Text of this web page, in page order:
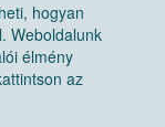
hogyan
Weboldalunk
élmény
az